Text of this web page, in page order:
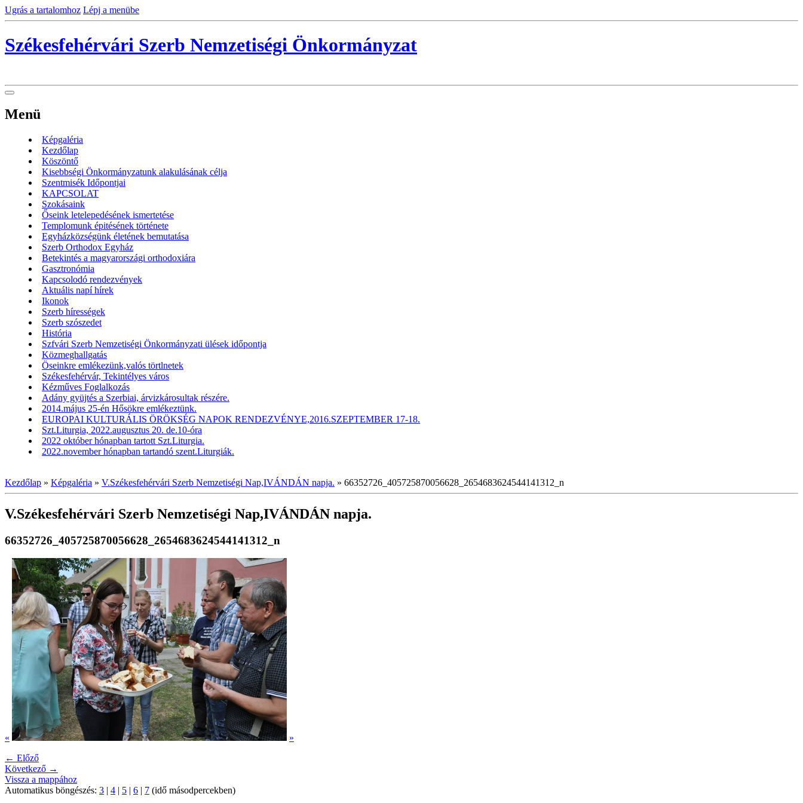
Ugrás a tartalomhoz Lépj a menübe
Székesfehérvári Szerb Nemzetiségi Önkormányzat
Menü
Képgaléria
Kezdőlap
Köszöntő
Kisebbségi Önkormányzatunk alakulásának célja
Szentmisék Időpontjai
KAPCSOLAT
Szokásaink
Őseink letelepedésének ismertetése
Templomunk épitésének története
Egyházközségünk életének bemutatása
Szerb Orthodox Egyház
Betekintés a magyarországi orthodoxiára
Gasztronómia
Kapcsolodó rendezvények
Aktuális napí hírek
Ikonok
Szerb hírességek
Szerb szószedet
História
Szfvári Szerb Nemzetiségi Önkormányzati ülések időpontja
Közmeghallgatás
Öseinkre emlékezünk,valós törtlnetek
Székesfehérvár, Tekintélyes város
Kézműves Foglalkozás
Adány gyüjtés a Szerbiai, árvizkárosultak részére.
2014.május 25-én Hősökre emlékeztünk.
EUROPAI KULTURÁLIS ÖRÖKSÉG NAPOK RENDEZVÉNYE,2016.SZEPTEMBER 17-18.
Szt.Liturgia, 2022.augusztus 20. de.10-óra
2022 október hónapban tartott Szt.Liturgia.
2022.november hónapban tartandó szent.Liturgiák.
Kezdőlap » Képgaléria » V.Székesfehérvári Szerb Nemzetiségi Nap,IVÁNDÁN napja. » 66352726_405725870056628_2654683624544141312_n
V.Székesfehérvári Szerb Nemzetiségi Nap,IVÁNDÁN napja.
66352726_405725870056628_2654683624544141312_n
«
»
← Előző
Következő →
Vissza a mappához
Automatikus böngészés: 3 | 4 | 5 | 6 | 7 (idő másodpercekben)